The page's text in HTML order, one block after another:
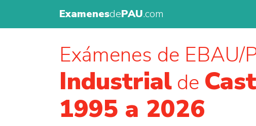
ExamenesdePAU.com
Exámenes de EBAU/
Industrial de
1995 a 2026